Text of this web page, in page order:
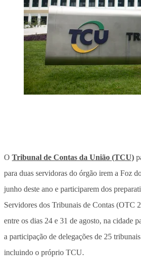
O Tribunal de Contas da União (TCU)
para duas servidoras do órgão irem a Foz
junho deste ano e participarem dos
Servidores dos Tribunais de Contas (OTC
entre os dias 24 e 31 de agosto, na cidade
a participação de delegações de 25
incluindo o próprio TCU.